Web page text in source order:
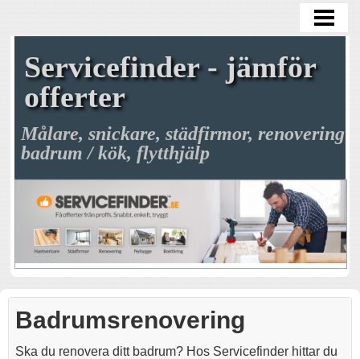
STÄDHJÄLP
ELEKTRIKER
HUS/HEM
TRÄDGÅRD
BADRUM
Servicefinder - jämför
offerter
Målare, snickare, städfirmor, renovering
badrum / kök, flytthjälp
Badrumsrenovering
Ska du renovera ditt badrum? Hos Servicefinder hittar du